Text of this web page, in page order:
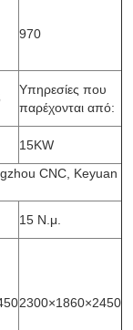
970
Υπηρεσίες που
παρέχονται από:
15KW
CNC, Keyuan
15 Ν.μ.
2300×1860×2450